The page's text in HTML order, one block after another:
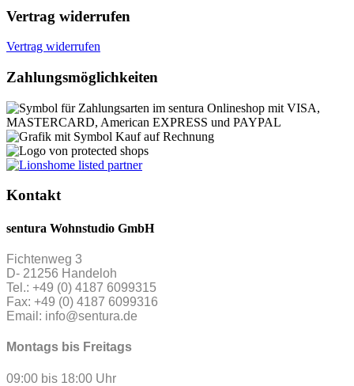
Vertrag widerrufen
Vertrag widerrufen
Zahlungsmöglichkeiten
Kontakt
sentura Wohnstudio GmbH
Fichtenweg 3
D- 21256 Handeloh
Tel.: +49 (0) 4187 6099315
Fax: +49 (0) 4187 6099316
Email: info@sentura.de
Montags bis Freitags
09:00 bis 18:00 Uhr